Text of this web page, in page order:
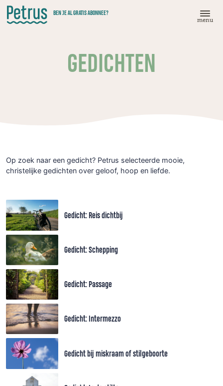
Doorgaan
naar
hoofdinhoud
BEN JE AL GRATIS ABONNEE?
menu
GEDICHTEN
Op zoek naar een gedicht? Petrus selecteerde mooie,
christelijke gedichten over geloof, hoop en liefde.
Gedicht: Reis dichtbij
Gedicht: Schepping
Gedicht: Passage
Gedicht: Intermezzo
Gedicht bij miskraam of stilgeboorte